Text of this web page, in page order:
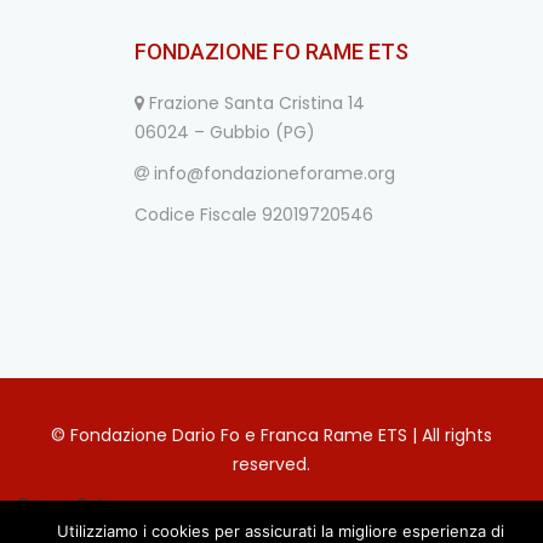
FONDAZIONE FO RAME ETS
Frazione Santa Cristina 14
06024 – Gubbio (PG)
info@fondazioneforame.org
Codice Fiscale 92019720546
© Fondazione Dario Fo e Franca Rame ETS | All rights
reserved.
Privacy Policy
Utilizziamo i cookies per assicurati la migliore esperienza di